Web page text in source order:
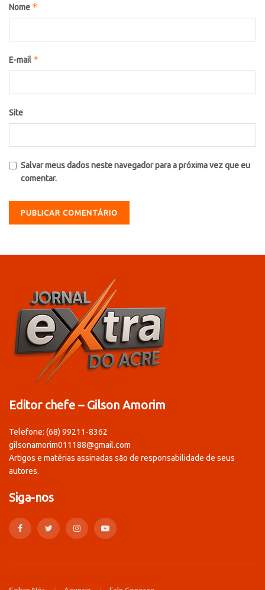
Nome *
E-mail *
Site
Salvar meus dados neste navegador para a próxima vez que eu
comentar.
Editor chefe – Gilson Amorim
Telefone: (68) 99211-8362
gilsonamorim011188@gmail.com
Artigos e matérias assinadas são de responsabilidade de seus
autores.
Siga-nos